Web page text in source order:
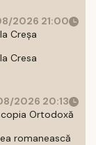
2026 21:00
Creșa
Cresa
2026 20:13
Ortodoxă
romanească